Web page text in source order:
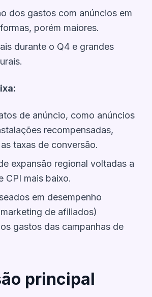
dos gastos com anúncios em
porém maiores.
durante o Q4 e grandes
de anúncio, como anúncios
recompensadas,
taxas de conversão.
expansão regional voltadas a
CPI mais baixo.
em desempenho
de afiliados)
gastos das campanhas de
principal